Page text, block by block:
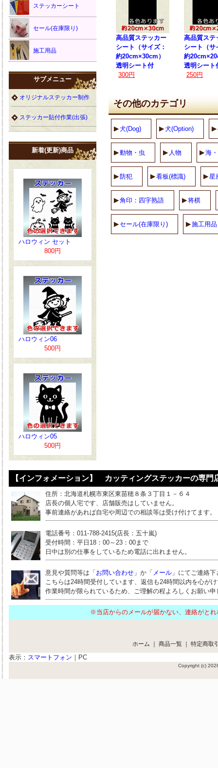
高品質ステッカー
シート（サイズ：
約20cm×30cm）
透明シート付
300円
高品質ステ
シート（サ
約
透明シート
250円
その他のカテゴリ
犬(Dog) 犬(Option)
動物・虫 人物 海
防犯 看板(標識) 星
角印：四字熟語 将棋
セール(在庫限り) 施工用品
ステッカーシート
セール(在庫限り)
施工用品
サブメニュー
オリジナルステッカー制作
ステッカー貼付作業(出張)
新着(更新)商品
ハロウィン セット
800円
ハロウィン06
500円
ハロウィン05
500円
【インフォメーション】 カッティングステッカーの専門
住所：北海道札幌市東区東苗穂８条３丁目１－６４
店長の個人宅です、店舗販売はしていません。
事前連絡があれば自宅や周辺での相談等は受け付けてます。
電話番号：011-788-2415(店長：五十嵐)
受付時間：平日18：00～23：00まで
日中は別の仕事をしているため電話に出れません。
意見や質問等は「 お問い合わせ 」か「 メール 」にてご連絡
こちらは24時間受付しています、返信も24時間以内を心が
作業時間が限られているため、ご理解の程よろしくお願い申
※当店からのメールが届かない、連絡が
ホーム ｜ 商品一覧 ｜ 特定商取
表示： スマートフォン ｜ PC
Copyright (c)